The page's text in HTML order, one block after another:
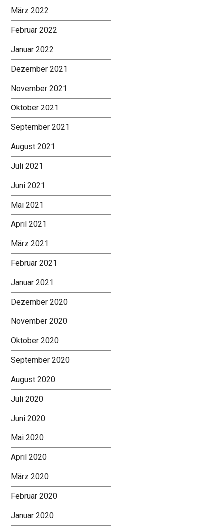
März 2022
Februar 2022
Januar 2022
Dezember 2021
November 2021
Oktober 2021
September 2021
August 2021
Juli 2021
Juni 2021
Mai 2021
April 2021
März 2021
Februar 2021
Januar 2021
Dezember 2020
November 2020
Oktober 2020
September 2020
August 2020
Juli 2020
Juni 2020
Mai 2020
April 2020
März 2020
Februar 2020
Januar 2020